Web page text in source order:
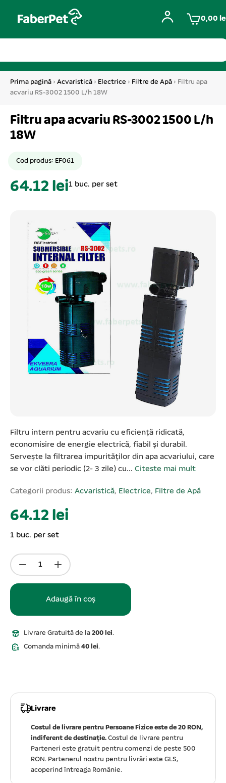
0,00
Prima pagină › Acvaristică › Electrice › Filtre de Apă › Filtru apa
acvariu RS-3002 1500 L/h 18W
Filtru apa acvariu RS-3002 1500 L/h
18W
Cod produs: EF061
64.12 lei1 buc. per set
Filtru intern pentru acvariu cu eficiență ridicată,
economisire de energie electrică, fiabil și durabil.
Servește la filtrarea impurităților din apa acvariului, care
se vor clăti periodic (2- 3 zile) cu... Citeste mai mult
Categorii produs: Acvaristică, Electrice, Filtre de Apă
64.12 lei
1 buc. per set
Adaugă în coș
Livrare Gratuită de la 200 lei.
Comanda minimă 40 lei.
Livrare
Costul de livrare pentru Persoane Fizice este de 20 RON,
indiferent de destinație. Costul de livrare pentru
Parteneri este gratuit pentru comenzi de peste 500
RON. Partenerul nostru pentru livrări este GLS,
acoperind întreaga Românie.